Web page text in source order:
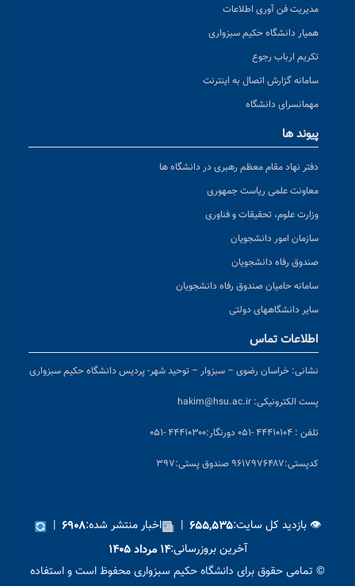
مدیریت فن آوری اطلاعات
همیار دانشگاه حکیم سبزواری
تکریم ارباب رجوع
سامانه گزارش اتصال به اینترنت
مهمانسرای دانشگاه
پیوند ها
دفتر نهاد مقام معظم رهبری در دانشگاه ها
معاونت علمی ریاست جمهوری
وزارت علوم، تحقیقات و فناوری
سازمان امور دانشجویان
صندوق رفاه دانشجویان
سامانه حامیان صندوق رفاه دانشجویان
سایر دانشگاههای دولتی
اطلاعات تماس
نشانی: خراسان رضوی – سبزوار – توحید شهر- پردیس دانشگاه حکیم سبزواری
پست الکترونیکی: hakim@hsu.ac.ir
تلفن : ۴۴۴۱۰۱۰۴ -۰۵۱ دورنگار:۴۴۴۱۰۳۰۰ -۰۵۱
کدپستی:۹۶۱۷۹۷۶۴۸۷ صندوق پستی:۳۹۷
👁 بازدید کل سایت:۶۵۵,۵۳۵ | اخبار منتشر شده:۶۹۰۸ |
آخرین بروزرسانی:۱۴ مرداد ۱۴۰۵
© تمامی حقوق برای دانشگاه حکیم سبزواری محفوظ است و استفاده